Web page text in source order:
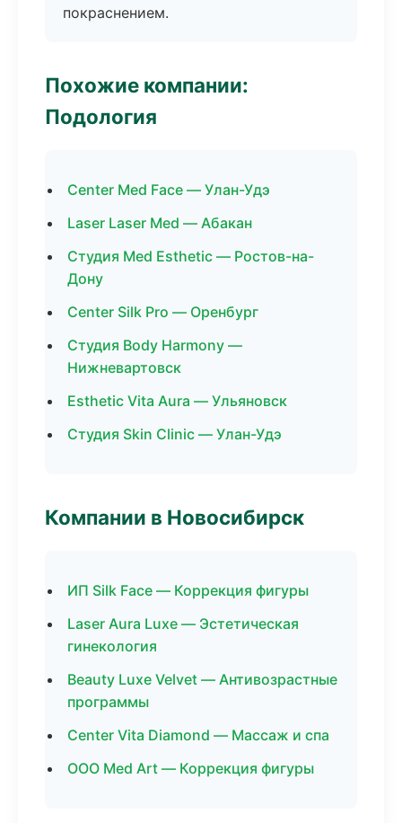
покраснением.
Похожие компании:
Подология
Center Med Face — Улан-Удэ
Laser Laser Med — Абакан
Студия Med Esthetic — Ростов-на-
Дону
Center Silk Pro — Оренбург
Студия Body Harmony —
Нижневартовск
Esthetic Vita Aura — Ульяновск
Студия Skin Clinic — Улан-Удэ
Компании в Новосибирск
ИП Silk Face — Коррекция фигуры
Laser Aura Luxe — Эстетическая
гинекология
Beauty Luxe Velvet — Антивозрастные
программы
Center Vita Diamond — Массаж и спа
ООО Med Art — Коррекция фигуры